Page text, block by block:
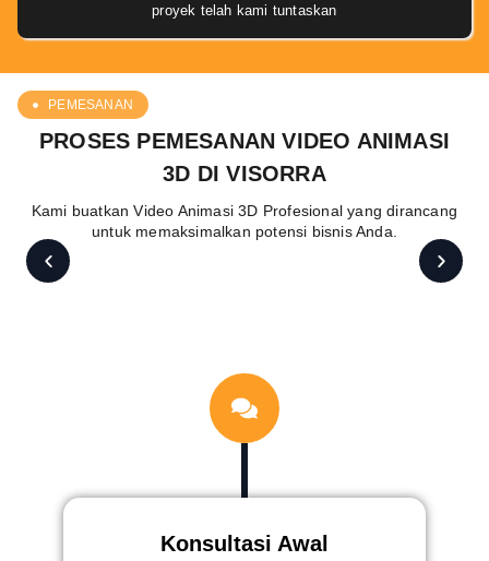
proyek telah kami tuntaskan
PEMESANAN
PROSES PEMESANAN VIDEO ANIMASI
3D DI VISORRA
Kami buatkan Video Animasi 3D Profesional yang dirancang
untuk memaksimalkan potensi bisnis Anda.
Konsultasi Awal